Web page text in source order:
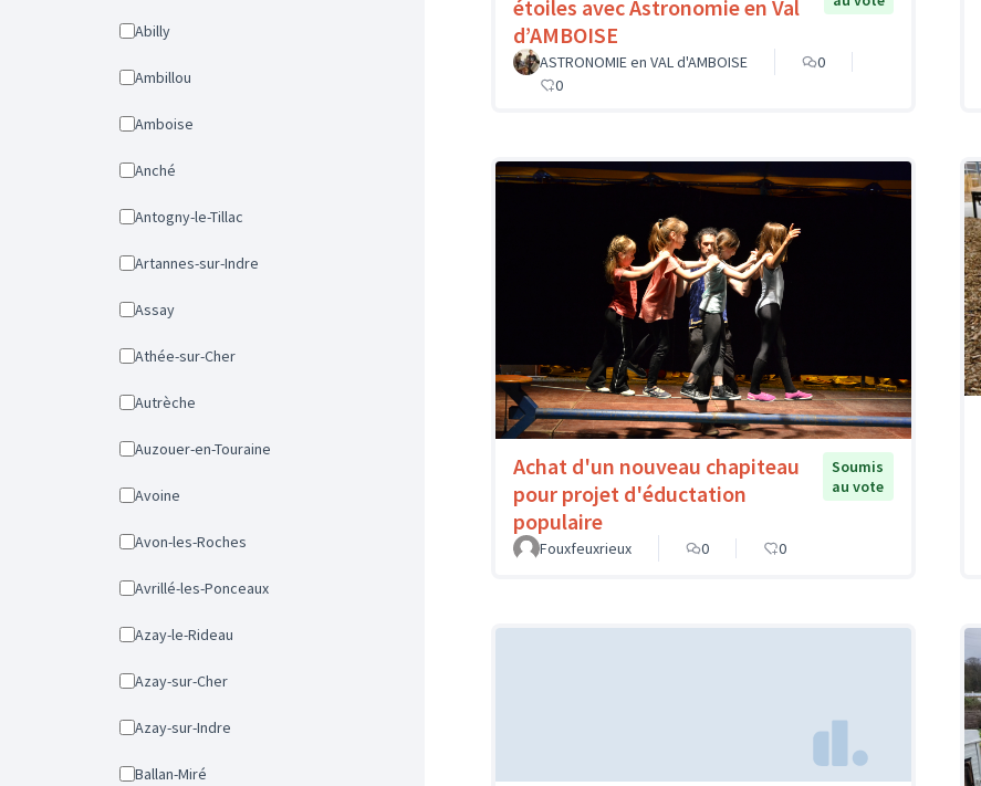
Abilly
Ambillou
Amboise
Anché
Antogny-le-Tillac
Artannes-sur-Indre
Assay
Athée-sur-Cher
Autrèche
Auzouer-en-Touraine
Avoine
Avon-les-Roches
Avrillé-les-Ponceaux
Azay-le-Rideau
Azay-sur-Cher
Azay-sur-Indre
Ballan-Miré
étoiles avec Astronomie en Val
d’AMBOISE
ASTRONOMIE en VAL d'AMBOISE
0
0
Achat d'un nouveau chapiteau
pour projet d'éductation
populaire
Soumis
au vote
Fouxfeuxrieux 0 0